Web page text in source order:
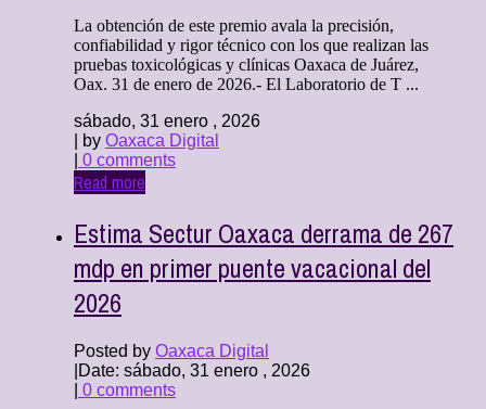
La obtención de este premio avala la precisión,
confiabilidad y rigor técnico con los que realizan las
pruebas toxicológicas y clínicas Oaxaca de Juárez,
Oax. 31 de enero de 2026.- El Laboratorio de T ...
sábado, 31 enero , 2026
| by Oaxaca Digital
0 comments
Read more
Estima Sectur Oaxaca derrama de 267
mdp en primer puente vacacional del
2026
Posted by Oaxaca Digital
Date: sábado, 31 enero , 2026
0 comments